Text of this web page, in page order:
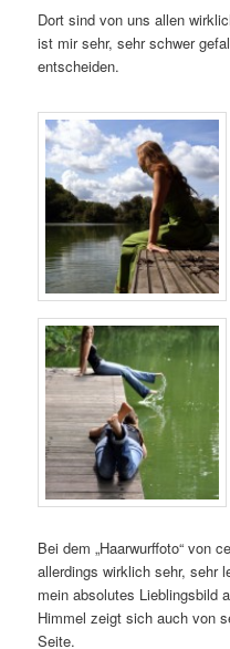
Dort sind von uns allen
ist mir sehr, sehr schwer
entscheiden.
Bei dem „Haarwurffoto“ von
allerdings wirklich sehr, sehr
mein absolutes Lieblingsbild
Himmel zeigt sich auch von
Seite.